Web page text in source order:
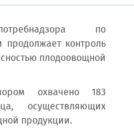
по
продолжает контроль
плодоовощной
охвачено 183
осуществляющих
продукции.